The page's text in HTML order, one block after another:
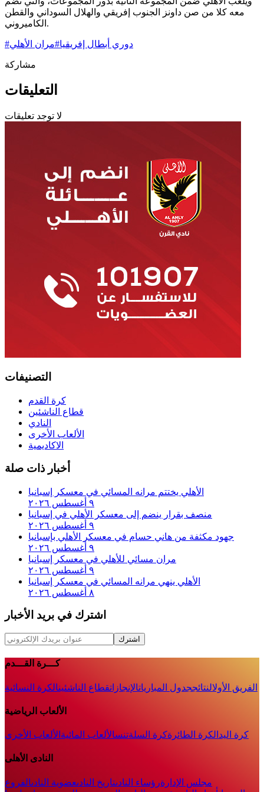
معه كلا من صن داونز الجنوب إفريقي والهلال السوداني والقطن
الكاميروني.
# دوري أبطال إفريقيا#مران الأهلي
مشاركة
التعليقات
لا توجد تعليقات
التصنيفات
كرة القدم
قطاع الناشئين
النادي
الألعاب الأخرى
الاكاديمية
أخبار ذات صلة
الأهلي يختتم مرانه المسائي في معسكر إسبانيا
٩ أغسطس ٢٠٢٦
منصف بقرار ينضم إلى معسكر الأهلي في إسبانيا
٩ أغسطس ٢٠٢٦
جهود مكثفة من هاني حسام في معسكر الأهلي بإسبانيا
٩ أغسطس ٢٠٢٦
مران مسائي للأهلي في معسكر إسبانيا
٩ أغسطس ٢٠٢٦
الأهلي ينهي مرانه المسائي في معسكر إسبانيا
٨ أغسطس ٢٠٢٦
اشترك في بريد الأخبار
اشترك
كـــرة القـــدم
الفريق الأولالنتائججدول المبارياتالإنجازاتقطاع الناشئينالكرة النسائية
الألعاب الرياضية
كرة اليد الكرة الطائرةكرة السلةتنسالألعاب المائية الألعاب الأخرى
النادى الأهلى
مجلس الإدارةرؤساء النادىتاريخ النادىعضوية النادىالفروع